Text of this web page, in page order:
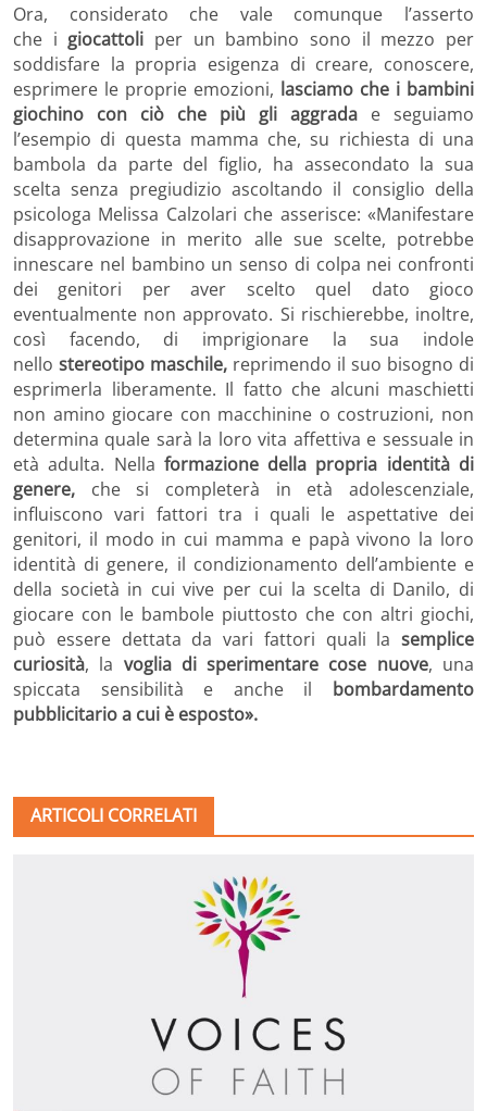
Ora, considerato che vale comunque l’asserto
che i giocattoli per un bambino sono il mezzo per
soddisfare la propria esigenza di creare, conoscere,
esprimere le proprie emozioni, lasciamo che i bambini
giochino con ciò che più gli aggrada e seguiamo
l’esempio di questa mamma che, su richiesta di una
bambola da parte del figlio, ha assecondato la sua
scelta senza pregiudizio ascoltando il consiglio della
psicologa Melissa Calzolari che asserisce: «Manifestare
disapprovazione in merito alle sue scelte, potrebbe
innescare nel bambino un senso di colpa nei confronti
dei genitori per aver scelto quel dato gioco
eventualmente non approvato. Si rischierebbe, inoltre,
così facendo, di imprigionare la sua indole
nello stereotipo maschile, reprimendo il suo bisogno di
esprimerla liberamente. Il fatto che alcuni maschietti
non amino giocare con macchinine o costruzioni, non
determina quale sarà la loro vita affettiva e sessuale in
età adulta. Nella formazione della propria identità di
genere, che si completerà in età adolescenziale,
influiscono vari fattori tra i quali le aspettative dei
genitori, il modo in cui mamma e papà vivono la loro
identità di genere, il condizionamento dell’ambiente e
della società in cui vive per cui la scelta di Danilo, di
giocare con le bambole piuttosto che con altri giochi,
può essere dettata da vari fattori quali la semplice
curiosità, la voglia di sperimentare cose nuove, una
spiccata sensibilità e anche il bombardamento
pubblicitario a cui è esposto».
ARTICOLI CORRELATI